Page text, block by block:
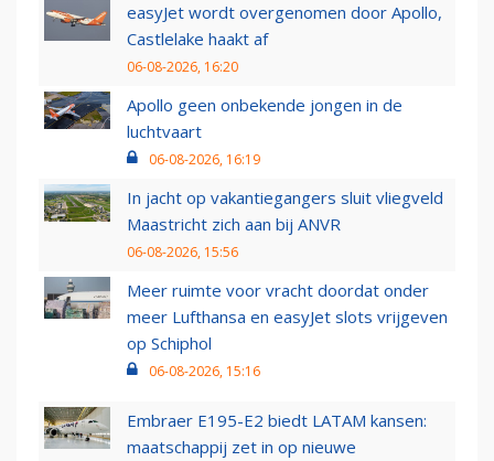
easyJet wordt overgenomen door Apollo,
Castlelake haakt af
06-08-2026, 16:20
Apollo geen onbekende jongen in de
luchtvaart
06-08-2026, 16:19
In jacht op vakantiegangers sluit vliegveld
Maastricht zich aan bij ANVR
06-08-2026, 15:56
Meer ruimte voor vracht doordat onder
meer Lufthansa en easyJet slots vrijgeven
op Schiphol
06-08-2026, 15:16
Embraer E195-E2 biedt LATAM kansen:
maatschappij zet in op nieuwe